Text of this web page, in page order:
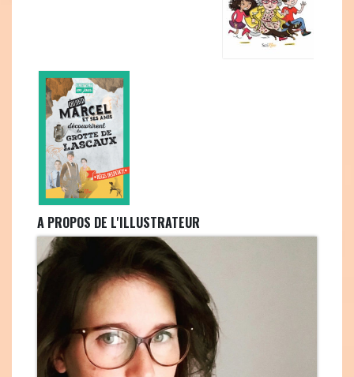
A PROPOS DE L'ILLUSTRATEUR